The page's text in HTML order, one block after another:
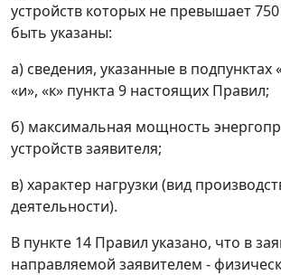
устройств которых не превышает
быть указаны:
а) сведения, указанные в подпунктах
«и», «к» пункта 9 настоящих Правил;
б) максимальная мощность
устройств заявителя;
в) характер нагрузки (вид
деятельности).
В пункте 14 Правил указано, что в
направляемой заявителем -